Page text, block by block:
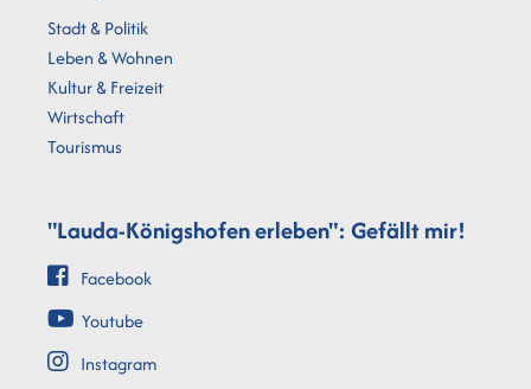
Stadt & Politik
Leben & Wohnen
Kultur & Freizeit
Wirtschaft
Tourismus
"Lauda-Königshofen erleben": Gefällt mir!
Facebook
Youtube
Instagram